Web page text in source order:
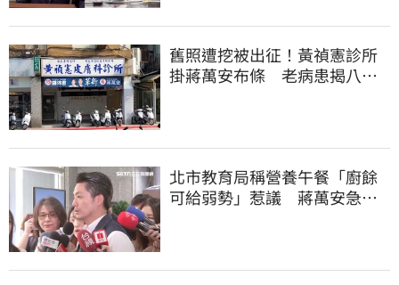
舊照遭挖被出征！黃禎憲診所
掛蔣萬安布條 老病患揭八仙
北市教育局稱營養午餐「廚餘
可給弱勢」惹議 蔣萬安急